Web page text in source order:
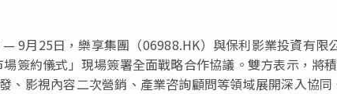
9月25日，樂享集團（06988.HK）與保利影業投資有限
簽約儀式」現場簽署全面戰略合作協議。雙方表示，將
、影視內容二次營銷、產業咨詢顧問等領域展開深入協同